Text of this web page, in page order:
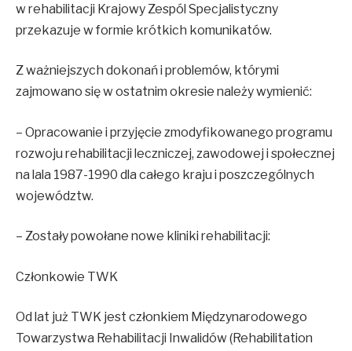
w rehabilitacji Krajowy Zespól Specjalistyczny
przekazuje w formie krótkich komunikatów.
Z ważniejszych dokonań i problemów, którymi
zajmowano się w ostatnim okresie należy wymienić:
– Opracowanie i przyjęcie zmodyfikowanego programu
rozwoju rehabilitacji leczniczej, zawodowej i społecznej
na lala 1987-1990 dla całego kraju i poszczególnych
województw.
– Zostały powołane nowe kliniki rehabilitacji:
Członkowie TWK
Od lat już TWK jest członkiem Międzynarodowego
Towarzystwa Rehabilitacji Inwalidów (Rehabilitation